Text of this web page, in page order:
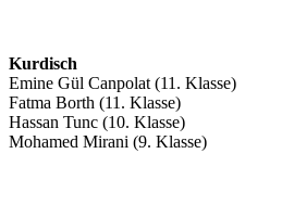
Kurdisch
Emine Gül Canpolat (11. Klasse)
Fatma Borth (11. Klasse)
Hassan Tunc (10. Klasse)
Mohamed Mirani (9. Klasse)